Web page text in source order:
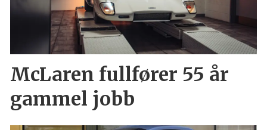
McLaren fullfører 55 år
gammel jobb